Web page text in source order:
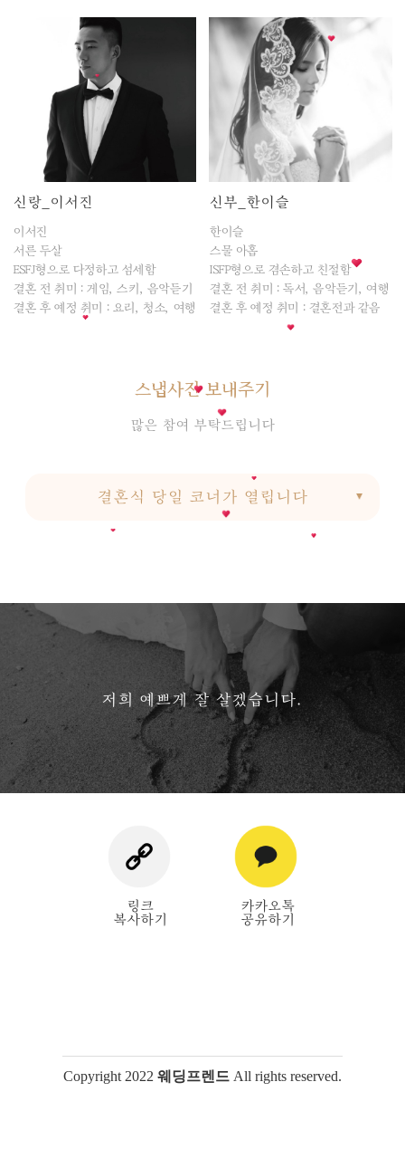
신랑_이서진
이서진
서른 두살
ESFJ형으로 다정하고 섬세함
결혼 전 취미 : 게임, 스키, 음악듣기
결혼 후 예정 취미 : 요리, 청소, 여행
신부_한이슬
한이슬
스물 아홉
ISFP형으로 겸손하고 친절함
결혼 전 취미 : 독서, 음악듣기, 여행
결혼 후 예정 취미 : 결혼전과 같음
스냅사진 보내주기
많은 참여 부탁드립니다
결혼식 당일 코너가 열립니다
저희 예쁘게 잘 살겠습니다.
Copyright 2022 웨딩프렌드All rights reserved.